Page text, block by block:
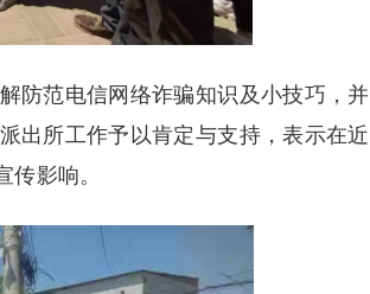
防范电信网络诈骗知识及小技巧，并
出所工作予以肯定与支持，表示在近
传影响。